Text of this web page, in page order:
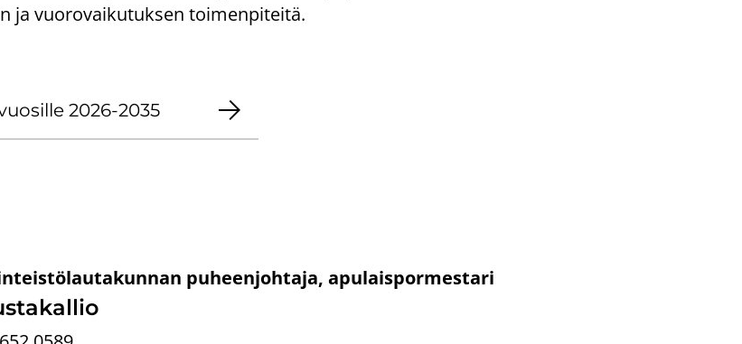
ja vuo­ro­vai­ku­tuk­sen toi­men­pi­tei­tä.
2026-2035
puheenjohtaja, apulaispormestari